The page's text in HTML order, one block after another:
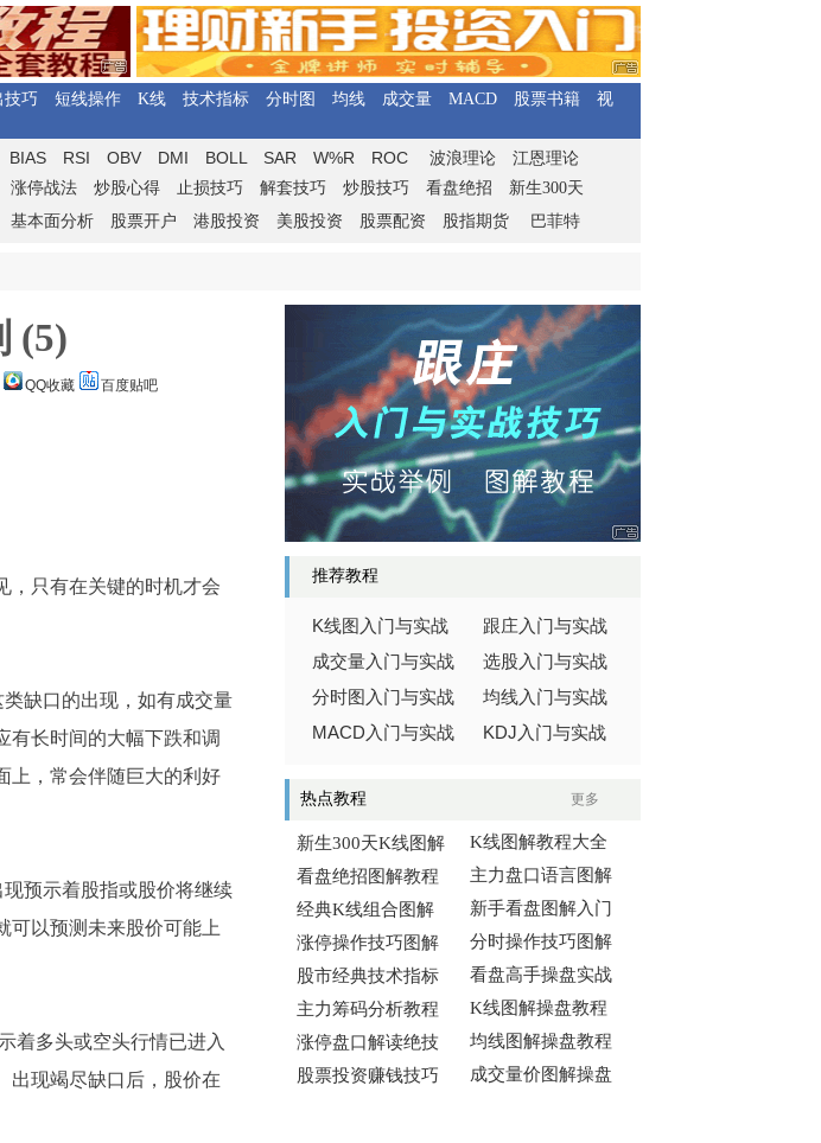
技巧 短线操作 K线 技术指标 分时图 均线 成交量 MACD 股票书籍
视
BIAS RSI OBV DMI BOLL SAR W%R ROC 波浪理论
江恩理论
涨停战法 炒股心得 止损技巧 解套技巧 炒股技巧 看盘绝招
新生300天
基本面分析 股票开户 港股投资 美股投资 股票配资 股指期货 巴菲特
(5)
QQ收藏 百度贴吧
只有在关键的时机才会
缺口的出现，如有成交量
有长时间的大幅下跌和调
上，常会伴随巨大的利好
预示着股指或股价将继续
可以预测未来股价可能上
多头或空头行情已进入
出现竭尽缺口后，股价在
推荐教程
K线图入门与实战
成交量入门与实战
分时图入门与实战
MACD 入门与实战
跟庄入门与实战
选股入门与实战
均线入门与实战
KDJ 入门与实战
热点教程 更多
新生300天K线图解
看盘绝招图解教程
经典K线组合图解
涨停操作技巧图解
股市经典技术指标
主力筹码分析教程
涨停盘口解读绝技
股票投资赚钱技巧
K线图解教程大全
主力盘口语言图解
新手看盘图解入门
分时操作技巧图解
看盘高手操盘实战
K线图解操盘教程
均线图解操盘教程
成交量价图解操盘